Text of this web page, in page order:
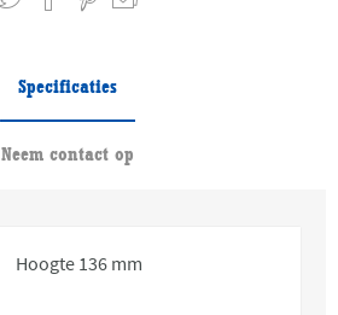
Specificaties
Neem contact op
Hoogte 136 mm